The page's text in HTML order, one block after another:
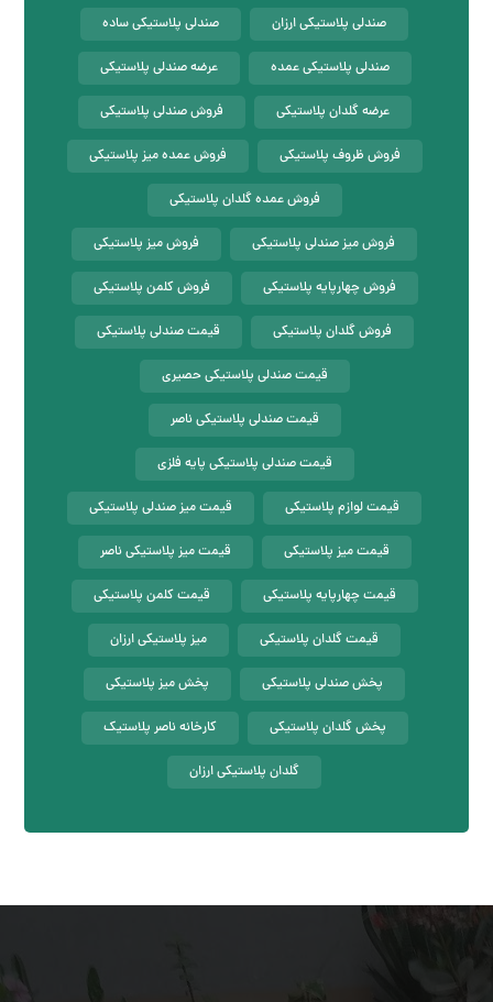
صندلی پلاستیکی ارزان صندلی پلاستیکی ساده
صندلی پلاستیکی عمده عرضه صندلی پلاستیکی
عرضه گلدان پلاستیکی فروش صندلی پلاستیکی
فروش ظروف پلاستیکی فروش عمده میز پلاستیکی
فروش عمده گلدان پلاستیکی
فروش میز صندلی پلاستیکی فروش میز پلاستیکی
فروش چهارپایه پلاستیکی فروش کلمن پلاستیکی
فروش گلدان پلاستیکی قیمت صندلی پلاستیکی
قیمت صندلی پلاستیکی حصیری
قیمت صندلی پلاستیکی ناصر
قیمت صندلی پلاستیکی پایه فلزی
قیمت لوازم پلاستیکی قیمت میز صندلی پلاستیکی
قیمت میز پلاستیکی قیمت میز پلاستیکی ناصر
قیمت چهارپایه پلاستیکی قیمت کلمن پلاستیکی
قیمت گلدان پلاستیکی میز پلاستیکی ارزان
پخش صندلی پلاستیکی پخش میز پلاستیکی
پخش گلدان پلاستیکی کارخانه ناصر پلاستیک
گلدان پلاستیکی ارزان